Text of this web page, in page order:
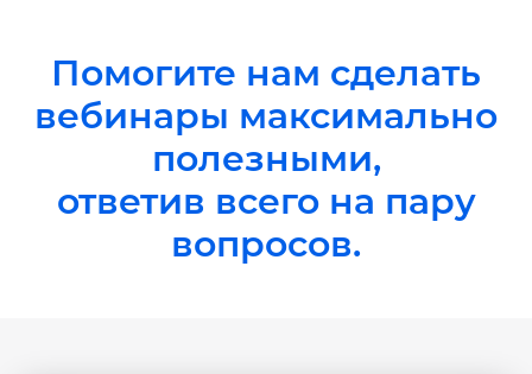
Помогите нам сделать
вебинары максимально
полезными,
ответив всего на пару
вопросов.